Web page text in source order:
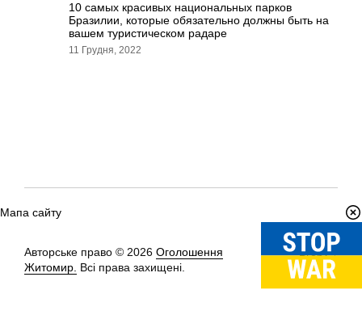
10 самых красивых национальных парков
Бразилии, которые обязательно должны быть на
вашем туристическом радаре
11 Грудня, 2022
Мапа сайту
Авторське право © 2026 Оголошення
Житомир. Всі права захищені.
Вгору